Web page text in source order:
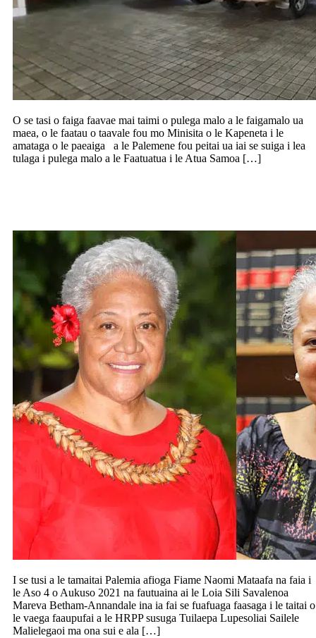
O se tasi o faiga faavae mai taimi o pulega malo a le faigamalo ua
maea, o le faatau o taavale fou mo Minisita o le Kapeneta i le
amataga o le paeaiga a le Palemene fou peitai ua iai se suiga i lea
tulaga i pulega malo a le Faatuatua i le Atua Samoa […]
I se tusi a le tamaitai Palemia afioga Fiame Naomi Mataafa na faia i
le Aso 4 o Aukuso 2021 na fautuaina ai le Loia Sili Savalenoa
Mareva Betham-Annandale ina ia fai se fuafuaga faasaga i le taitai o
le vaega faaupufai a le HRPP susuga Tuilaepa Lupesoliai Sailele
Malielegaoi ma ona sui e ala […]